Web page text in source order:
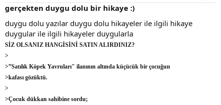
b
a
l
a
t
n
ı
ç
a
r
i
i
gerçekten duygu dolu bir hikaye :)
duygu dolu yazılar duygu dolu hikayeler ile ilgili hikaye
duygular ile ilgili hikayeler duygularla
SİZ OLSANIZ HANGİSİNİ SATIN ALIRDINIZ?
>
>”Satılık Köpek Yavruları" ilanının altında küçücük bir çocuğun
>kafası gözüktü.
>
>Çocuk dükkan sahibine sordu;